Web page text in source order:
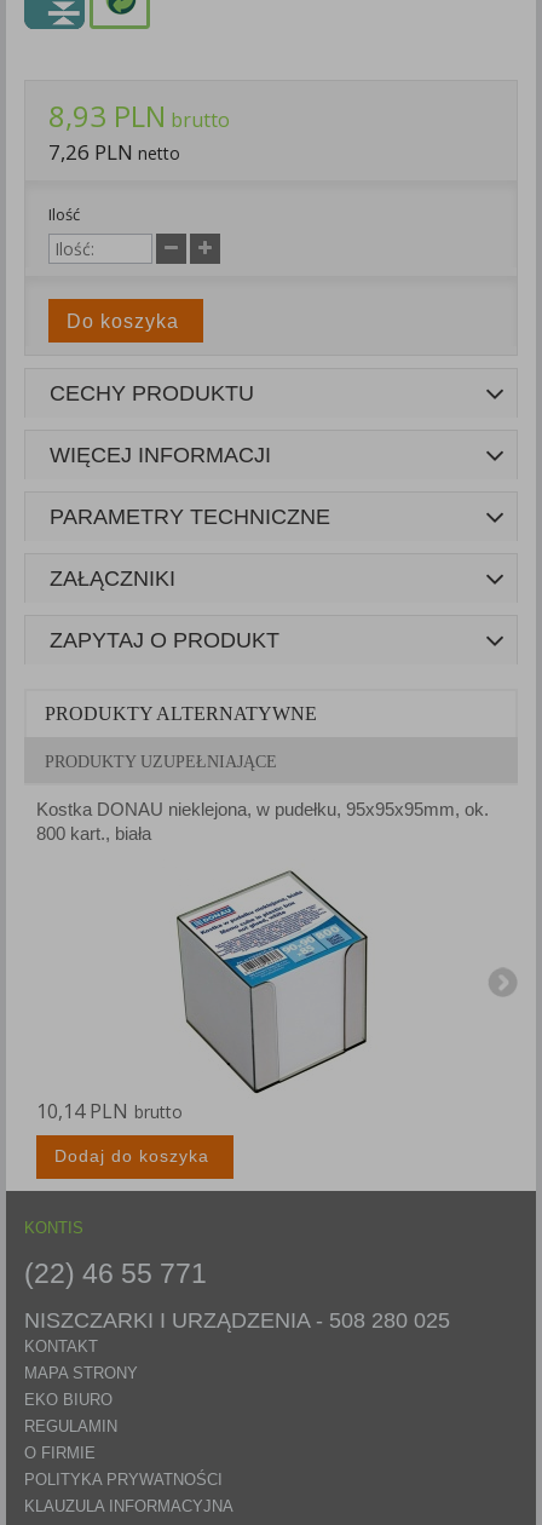
8,93 PLN brutto
7,26 PLN netto
Ilość
Do koszyka
CECHY PRODUKTU
WIĘCEJ INFORMACJI
PARAMETRY TECHNICZNE
ZAŁĄCZNIKI
ZAPYTAJ O PRODUKT
PRODUKTY ALTERNATYWNE
PRODUKTY UZUPEŁNIAJĄCE
Kostka DONAU nieklejona, w pudełku, 95x95x95mm, ok.
800 kart., biała
10,14 PLN brutto
Dodaj do koszyka
KONTIS
(22) 46 55 771
NISZCZARKI I URZĄDZENIA - 508 280 025
KONTAKT
MAPA STRONY
EKO BIURO
REGULAMIN
O FIRMIE
POLITYKA PRYWATNOŚCI
KLAUZULA INFORMACYJNA
Klauzula Informacyjna (rozwiń)